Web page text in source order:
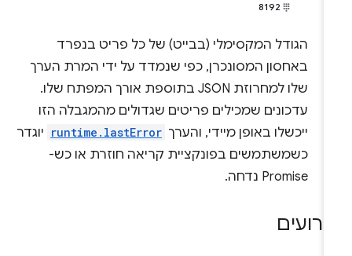
8192
הגודל המקסימלי (בבייט) של כל פריט בנפרד
באחסון המסונכרן, כפי שנמדד על ידי המרת הערך
שלו למחרוזת JSON בתוספת אורך המפתח שלו.
עדכונים שמכילים פריטים שגדולים מהמגבלה הזו
ייכשלו באופן מיידי, והערך runtime.lastError יוגדר
כשמשתמשים בפונקציית קריאה חוזרת או כש-
Promise נדחה.